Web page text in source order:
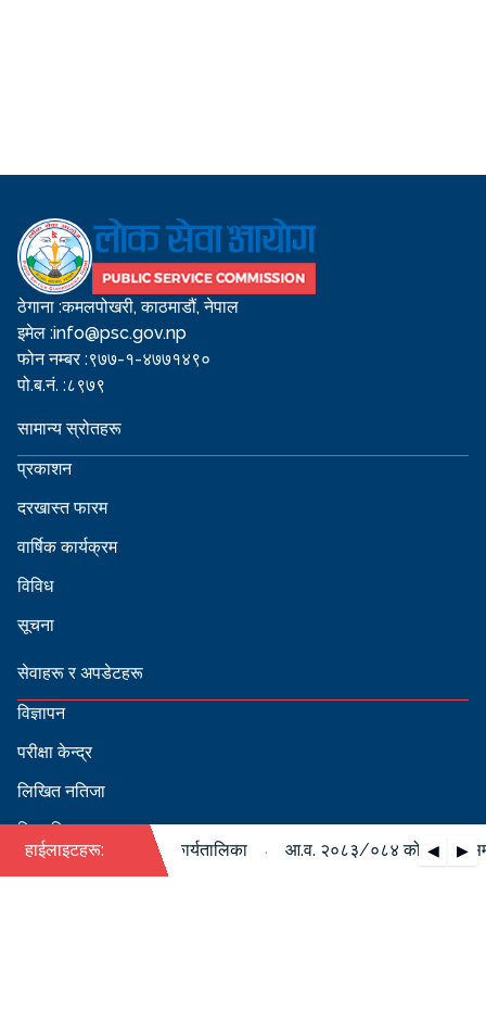
ठेगाना :कमलपोखरी, काठमाडौं, नेपाल
इमेल :info@psc.gov.np
फोन नम्बर :९७७-१-४७७१४९०
पो.ब.नं. :८९७९
सामान्य स्रोतहरू
प्रकाशन
दरखास्त फारम
वार्षिक कार्यक्रम
विविध
सूचना
सेवाहरू र अपडेटहरू
विज्ञापन
परीक्षा केन्द्र
लिखित नतिजा
सिफारिस
हाईलाइटहरू: ◀ ▶
सम्बन्धी वार्षिक कार्यतालिका आ.व. २०८३/०८४ को पदपूर्ति